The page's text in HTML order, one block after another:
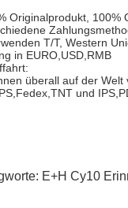
Originalprodukt, 100%
T/T, Western
in EURO,USD,RMB
überall auf der Welt
und
E+H Cy10